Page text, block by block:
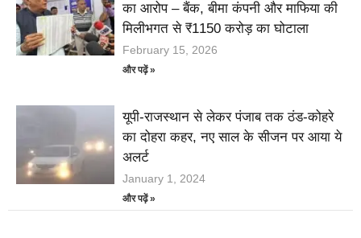
का आरोप – बैंक, बीमा कंपनी और माफिया की
मिलीभगत से ₹1150 करोड़ का घोटाला
February 15, 2026
और पढ़ें »
यूपी-राजस्थान से लेकर पंजाब तक ठंड-कोहरे
का दोहरा कहर, नए साल के सीजन पर आया ये
अलर्ट
January 1, 2024
और पढ़ें »